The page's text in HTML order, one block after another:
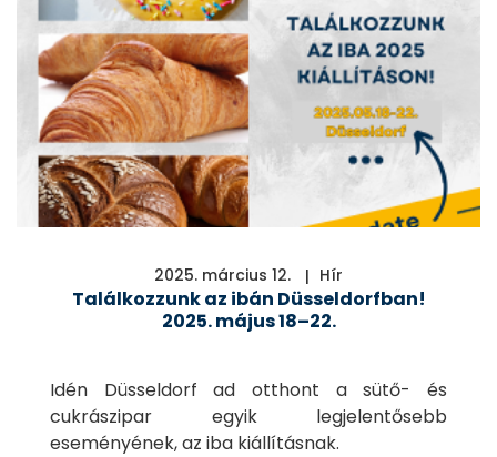
2025. március 12. Hír
Találkozzunk az ibán Düsseldorfban!
2025. május 18–22.
Idén Düsseldorf ad otthont a sütő- és
cukrászipar egyik legjelentősebb
eseményének, az iba kiállításnak.